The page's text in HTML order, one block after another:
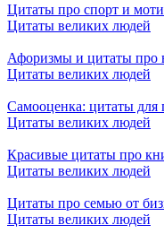
Цитаты про спорт и
Цитаты великих людей
Афоризмы и цитаты про
Цитаты великих людей
Самооценка: цитаты для
Цитаты великих людей
Красивые цитаты про
Цитаты великих людей
Цитаты про семью от
Цитаты великих людей